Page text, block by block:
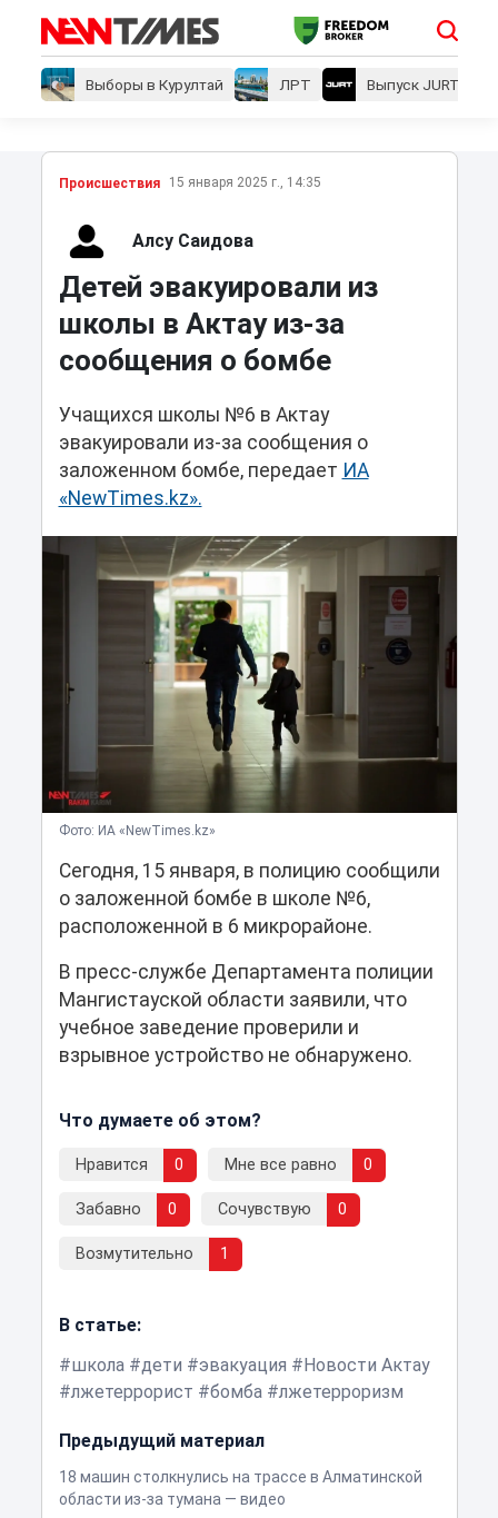
Выборы в Курултай ЛРТ Выпуск JURT
Проиcшествия 15 января 2025 г., 14:35
Алсу Саидова
Детей эвакуировали из
школы в Актау из-за
сообщения о бомбе
Учащихся школы №6 в Актау
эвакуировали из-за сообщения о
заложенном бомбе, передает ИА
«NewTimes.kz».
Фото: ИА «NewTimes.kz»
Сегодня, 15 января, в полицию сообщили
о заложенной бомбе в школе №6,
расположенной в 6 микрорайоне.
В пресс-службе Департамента полиции
Мангистауской области заявили, что
учебное заведение проверили и
взрывное устройство не обнаружено.
Что думаете об этом?
Нравится 0 Мне все равно 0
Забавно 0 Сочувствую 0
Возмутительно 1
В статье:
школа
дети эвакуация
Новости Актау
лжетеррорист
бомба лжетерроризм
Предыдущий материал
18 машин столкнулись на трассе в Алматинской
области из-за тумана — видео